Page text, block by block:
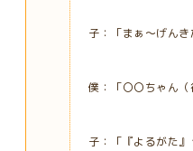
子：「まぁ～げんき
僕：「〇〇ちゃん（
子：「『よるがた』